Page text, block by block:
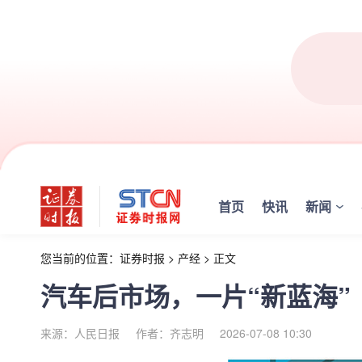
首页 快讯 新闻
您当前的位置： 证券时报 > 产经 > 正文
汽车后市场，一片“新蓝海
来源：人民日报 作者：齐志明 2026-07-08 10:30